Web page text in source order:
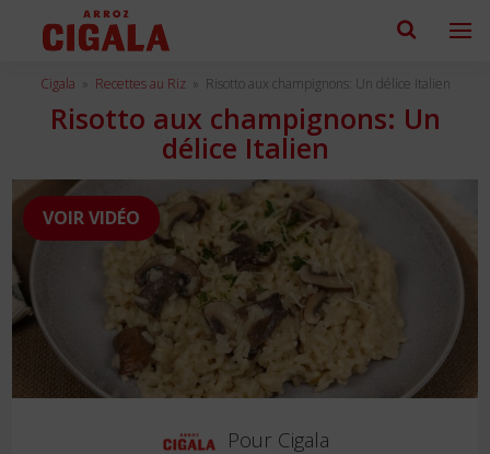
Cigala » Recettes au Riz » Risotto aux champignons: Un délice Italien
Risotto aux champignons: Un
délice Italien
VOIR VIDÉO
Pour Cigala